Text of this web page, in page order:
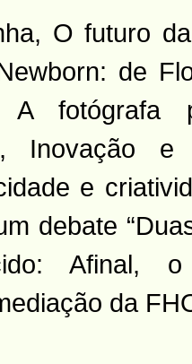
O futuro
de
A fotógrafa
Inovação
e
debate
Afinal,
da